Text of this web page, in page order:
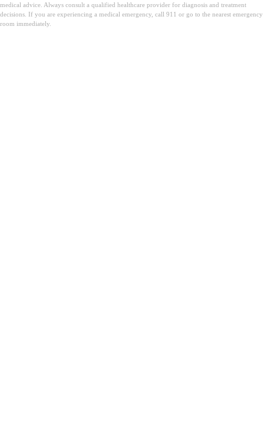
medical advice. Always consult a qualified healthcare provider for diagnosis and treatment
decisions. If you are experiencing a medical emergency, call 911 or go to the nearest emergency
room immediately.